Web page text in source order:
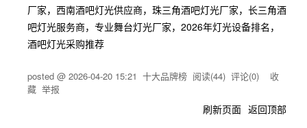
厂家，西南酒吧灯光供应商，珠三角酒吧灯光厂家，长三角酒
吧灯光服务商，专业舞台灯光厂家，2026年灯光设备排名，
酒吧灯光采购推荐
posted @ 2026-04-20 15:21 十大品牌榜 阅读(44) 评论(0) 收
藏 举报
刷新页面 返回顶部